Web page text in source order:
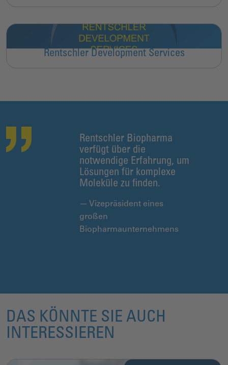
Rentschler Development Services
Rentschler Biopharma
verfügt über die
notwendige Erfahrung, um
Lösungen für komplexe
Moleküle zu finden.
— Vizepräsident eines
großen
Biopharmaunternehmens
DAS KÖNNTE SIE AUCH
INTERESSIEREN